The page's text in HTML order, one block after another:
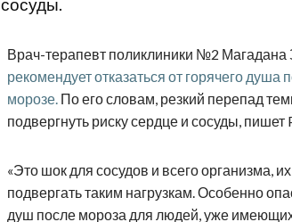
сосуды.
Врач-терапевт поликлиники №2
рекомендует отказаться от горячего душа
морозе. По его словам, резкий перепад
подвергнуть риску сердце и сосуды, пишет
«Это шок для сосудов и всего организма,
подвергать таким нагрузкам. Особенно
душ после мороза для людей, уже